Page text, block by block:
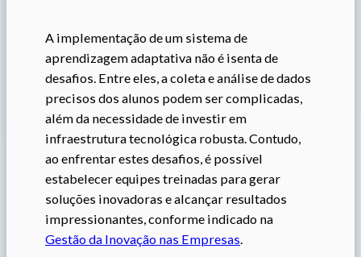
A implementação de um sistema de
aprendizagem adaptativa não é isenta de
desafios. Entre eles, a coleta e análise de dados
precisos dos alunos podem ser complicadas,
além da necessidade de investir em
infraestrutura tecnológica robusta. Contudo,
ao enfrentar estes desafios, é possível
estabelecer equipes treinadas para gerar
soluções inovadoras e alcançar resultados
impressionantes, conforme indicado na
Gestão da Inovação nas Empresas